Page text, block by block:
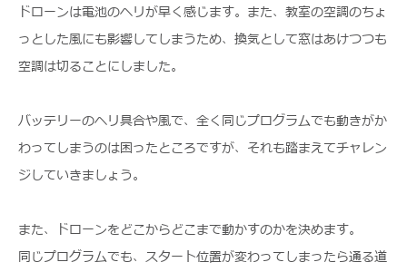
ドローンは電池のヘリが早く感じます。また、教室の空調のちょ
っとした風にも影響してしまうため、換気として窓はあけつつも
空調は切ることにしました。
バッテリーのヘリ具合や風で、全く同じプログラムでも動きがか
わってしまうのは困ったところですが、それも踏まえてチャレン
ジしていきましょう。
また、ドローンをどこからどこまで動かすのかを決めます。
同じプログラムでも、スタート位置が変わってしまったら通る道